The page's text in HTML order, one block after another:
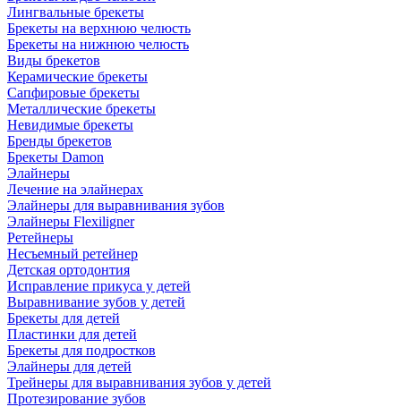
Лингвальные брекеты
Брекеты на верхнюю челюсть
Брекеты на нижнюю челюсть
Виды брекетов
Керамические брекеты
Сапфировые брекеты
Металлические брекеты
Невидимые брекеты
Бренды брекетов
Брекеты Damon
Элайнеры
Лечение на элайнерах
Элайнеры для выравнивания зубов
Элайнеры Flexiligner
Ретейнеры
Несъемный ретейнер
Детская ортодонтия
Исправление прикуса у детей
Выравнивание зубов у детей
Брекеты для детей
Пластинки для детей
Брекеты для подростков
Элайнеры для детей
Трейнеры для выравнивания зубов у детей
Протезирование зубов